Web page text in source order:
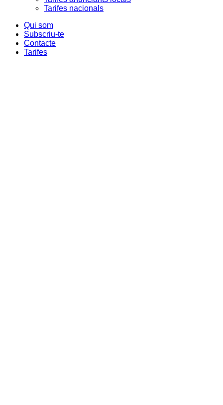
Tarifes nacionals
Qui som
Subscriu-te
Contacte
Tarifes